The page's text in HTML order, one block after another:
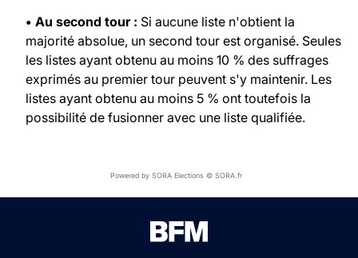
• Au second tour : Si aucune liste n'obtient la
majorité absolue, un second tour est organisé. Seules
les listes ayant obtenu au moins 10 % des suffrages
exprimés au premier tour peuvent s'y maintenir. Les
listes ayant obtenu au moins 5 % ont toutefois la
possibilité de fusionner avec une liste qualifiée.
Powered by SORA Elections © SORA.fr